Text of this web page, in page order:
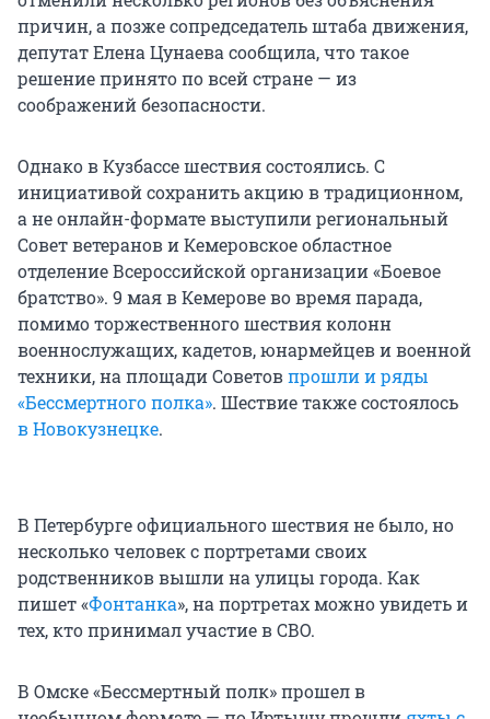
причин, а позже сопредседатель штаба движения,
депутат Елена Цунаева сообщила, что такое
решение принято по всей стране — из
соображений безопасности.
Однако в Кузбассе шествия состоялись. С
инициативой сохранить акцию в традиционном,
а не онлайн-формате выступили региональный
Совет ветеранов и Кемеровское областное
отделение Всероссийской организации «Боевое
братство». 9 мая в Кемерове во время парада,
помимо торжественного шествия колонн
военнослужащих, кадетов, юнармейцев и военной
техники, на площади Советовпрошли и ряды
«Бессмертного полка». Шествие также состоялось
в Новокузнецке.
В Петербурге официального шествия не было, но
несколько человек с портретами своих
родственников вышли на улицы города. Как
пишет «Фонтанка», на портретах можно увидеть и
тех, кто принимал участие в СВО.
В Омске «Бессмертный полк» прошел в